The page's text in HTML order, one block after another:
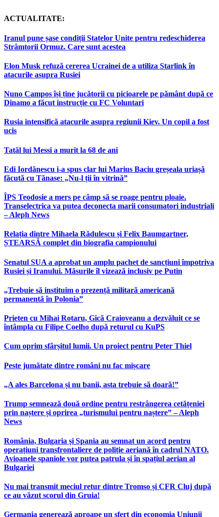
ACTUALITATE:
Iranul pune șase condiții Statelor Unite pentru redeschiderea
Strâmtorii Ormuz. Care sunt acestea
Elon Musk refuză cererea Ucrainei de a utiliza Starlink în
atacurile asupra Rusiei
Nuno Campos își ține jucătorii cu picioarele pe pământ după ce
Dinamo a făcut instrucție cu FC Voluntari
Rusia intensifică atacurile asupra regiunii Kiev. Un copil a fost
ucis
Tatăl lui Messi a murit la 68 de ani
Edi Iordănescu i-a spus clar lui Marius Baciu greșeala uriașă
făcută cu Tănase: „Nu-l ții în vitrină”
ÎPS Teodosie a mers pe câmp să se roage pentru ploaie.
Transelectrica va putea deconecta marii consumatori industriali
– Aleph News
Relația dintre Mihaela Rădulescu și Felix Baumgartner,
ȘTEARSĂ complet din biografia campionului
Senatul SUA a aprobat un amplu pachet de sancțiuni împotriva
Rusiei și Iranului. Măsurile îl vizează inclusiv pe Putin
„Trebuie să instituim o prezență militară americană
permanentă în Polonia”
Prieten cu Mihai Rotaru, Gică Craioveanu a dezvăluit ce se
întâmpla cu Filipe Coelho după returul cu KuPS
Cum oprim sfârșitul lumii. Un proiect pentru Peter Thiel
Peste jumătate dintre români nu fac mișcare
„A ales Barcelona și nu banii, asta trebuie să doară!”
Trump semnează două ordine pentru restrângerea cetățeniei
prin naștere și oprirea „turismului pentru naștere” – Aleph
News
România, Bulgaria și Spania au semnat un acord pentru
operațiuni transfrontaliere de poliție aeriană în cadrul NATO.
Avioanele spaniole vor putea patrula și în spațiul aerian al
Bulgariei
Nu mai transmit meciul retur dintre Tromso și CFR Cluj după
ce au văzut scorul din Gruia!
Germania generează aproape un sfert din economia Uniunii